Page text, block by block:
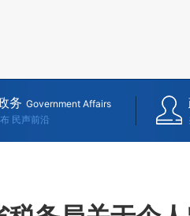
务 Government Affairs
民声前沿